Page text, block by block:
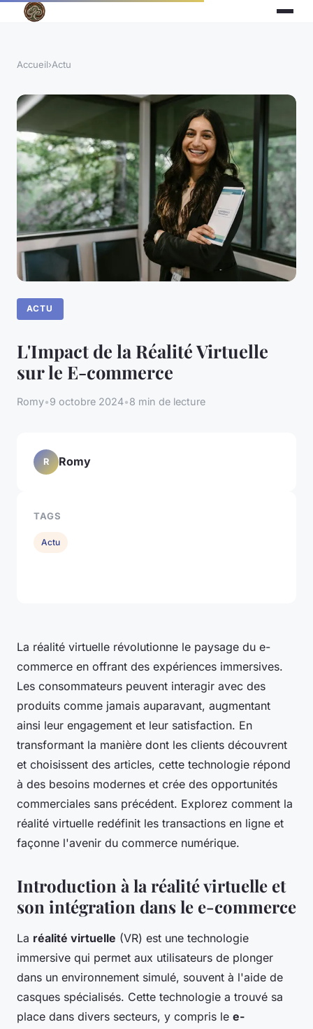
Accueil›Actu
ACTU
L'Impact de la Réalité Virtuelle
sur le E-commerce
Romy•9 octobre 2024•8 min de lecture
La réalité virtuelle révolutionne le paysage du e-
commerce en offrant des expériences immersives.
Les consommateurs peuvent interagir avec des
produits comme jamais auparavant, augmentant
ainsi leur engagement et leur satisfaction. En
transformant la manière dont les clients découvrent
et choisissent des articles, cette technologie répond
à des besoins modernes et crée des opportunités
commerciales sans précédent. Explorez comment la
réalité virtuelle redéfinit les transactions en ligne et
façonne l'avenir du commerce numérique.
Introduction à la réalité virtuelle et
son intégration dans le e-commerce
La réalité virtuelle (VR) est une technologie
immersive qui permet aux utilisateurs de plonger
dans un environnement simulé, souvent à l'aide de
casques spécialisés. Cette technologie a trouvé sa
place dans divers secteurs, y compris le e-
R Romy
TAGS
Actu